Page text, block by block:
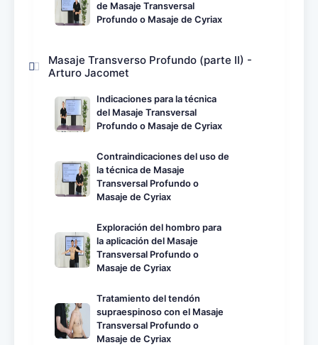
de Masaje Transversal
Profundo o Masaje de Cyriax
Masaje Transverso Profundo (parte II) -
Arturo Jacomet
Indicaciones para la técnica
del Masaje Transversal
Profundo o Masaje de Cyriax
Contraindicaciones del uso de
la técnica de Masaje
Transversal Profundo o
Masaje de Cyriax
Exploración del hombro para
la aplicación del Masaje
Transversal Profundo o
Masaje de Cyriax
Tratamiento del tendón
supraespinoso con el Masaje
Transversal Profundo o
Masaje de Cyriax